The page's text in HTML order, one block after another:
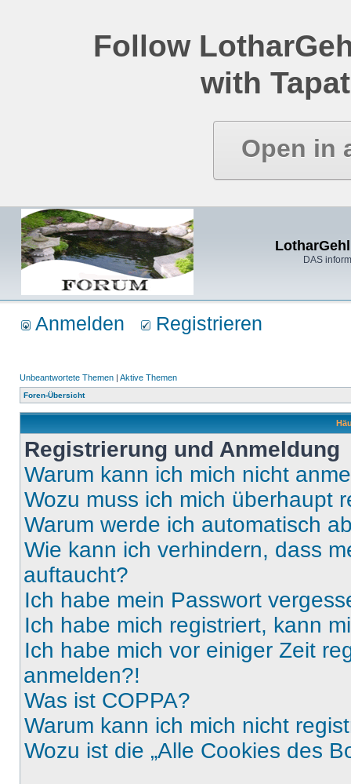
Follow
with
Open in
DAS
Anmelden Registrieren
Unbeantwortete Themen | Aktive Themen
Foren-Übersicht
Registrierung und Anmeldung
Warum kann ich mich nicht
Wozu muss ich mich überhaupt
Warum werde ich automatisch
Wie kann ich verhindern, dass
auftaucht?
Ich habe mein Passwort
Ich habe mich registriert, kann
Ich habe mich vor einiger Zeit
anmelden?!
Was ist COPPA?
Warum kann ich mich nicht
Wozu ist die „Alle Cookies des